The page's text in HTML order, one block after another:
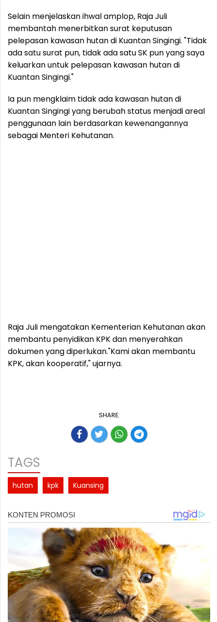
Selain menjelaskan ihwal amplop, Raja Juli
membantah menerbitkan surat keputusan
pelepasan kawasan hutan di Kuantan Singingi. "Tidak
ada satu surat pun, tidak ada satu SK pun yang saya
keluarkan untuk pelepasan kawasan hutan di
Kuantan Singingi."
Ia pun mengklaim tidak ada kawasan hutan di
Kuantan Singingi yang berubah status menjadi areal
penggunaan lain berdasarkan kewenangannya
sebagai Menteri Kehutanan.
Raja Juli mengatakan Kementerian Kehutanan akan
membantu penyidikan KPK dan menyerahkan
dokumen yang diperlukan."Kami akan membantu
KPK, akan kooperatif," ujarnya.
SHARE:
TAGS
hutan kpk Kuansing